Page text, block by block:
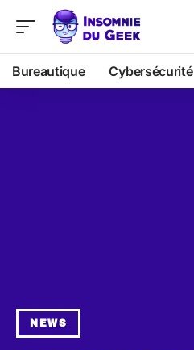
Bureautique Cybersécurité
NEWS